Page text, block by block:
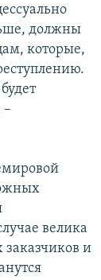
должны
которые,
–
велика
заказчиков и